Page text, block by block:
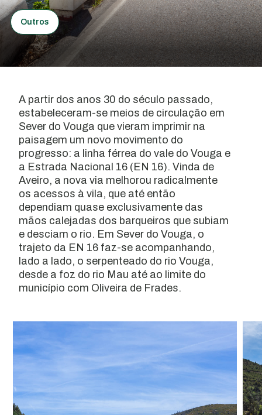
Outros
A partir dos anos 30 do século passado,
estabeleceram-se meios de circulação em
Sever do Vouga que vieram imprimir na
paisagem um novo movimento do
progresso: a linha férrea do vale do Vouga e
a Estrada Nacional 16 (EN 16). Vinda de
Aveiro, a nova via melhorou radicalmente
os acessos à vila, que até então
dependiam quase exclusivamente das
mãos calejadas dos barqueiros que subiam
e desciam o rio. Em Sever do Vouga, o
trajeto da EN 16 faz-se acompanhando,
lado a lado, o serpenteado do rio Vouga,
desde a foz do rio Mau até ao limite do
município com Oliveira de Frades.